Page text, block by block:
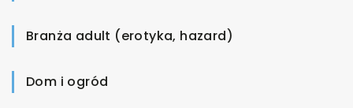
Branża adult (erotyka, hazard)
Dom i ogród